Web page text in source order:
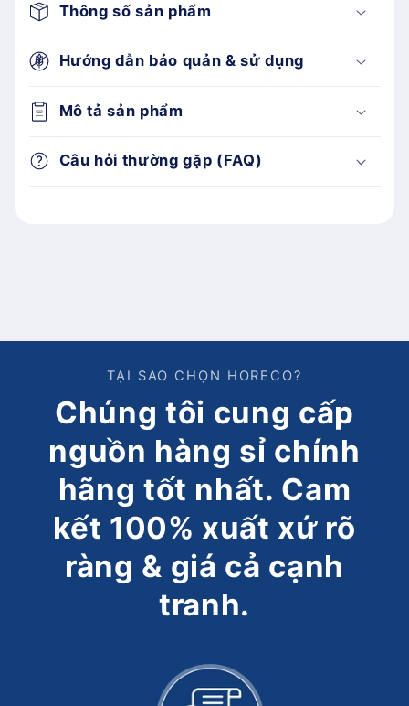
Thông số sản phẩm
Hướng dẫn bảo quản & sử dụng
Mô tả sản phẩm
Câu hỏi thường gặp (FAQ)
TẠI SAO CHỌN HORECO?
Chúng tôi cung cấp
nguồn hàng sỉ chính
hãng tốt nhất. Cam
kết 100% xuất xứ rõ
ràng & giá cả cạnh
tranh.